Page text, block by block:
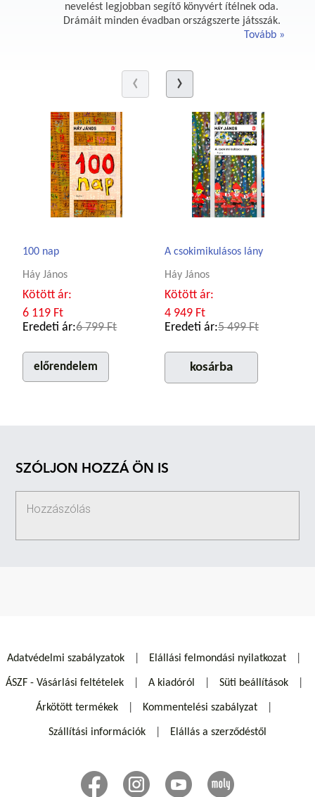
nevelést legjobban segítő könyvért ítélnek oda.
Drámáit minden évadban országszerte játsszák.
Tovább
100 nap
Háy János
Kötött ár:
6 119 Ft
Eredeti ár:6 799 Ft
előrendelem
A csokimikulásos lány
Háy János
Kötött ár:
4 949 Ft
Eredeti ár:5 499 Ft
kosárba
SZÓLJON HOZZÁ ÖN IS
Adatvédelmi szabályzatok Elállási felmondási nyilatkozat
ÁSZF - Vásárlási feltételek A kiadóról Süti beállítások
Árkötött termékek Kommentelési szabályzat
Szállítási információk Elállás a szerződéstől